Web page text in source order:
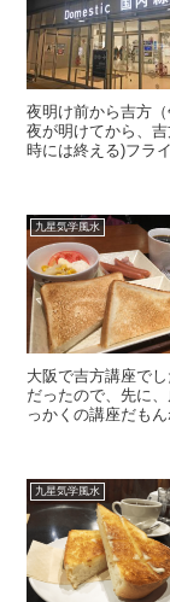
夜明け前から吉方
夜が明けてから、
時には終える)フラ
九星気学風水
大阪で吉方講座で
だったので、先に、
っかくの講座だもんね。 ２０１４年１月にはじめて吉
九星気学風水